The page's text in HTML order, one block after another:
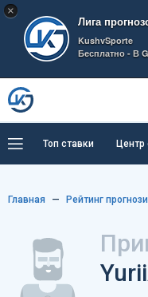
×
Лига
KushvSporte
Бесплатно - В
Топ ставки Центр
Главная Рейтинг